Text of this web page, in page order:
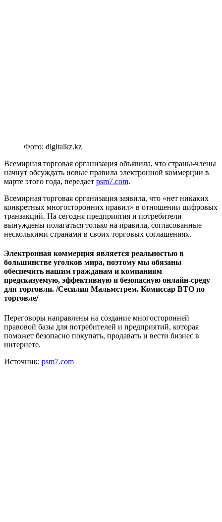
Фото: digitalkz.kz
Всемирная торговая организация объявила, что страны-члены
начнут обсуждать новые правила электронной коммерции в
марте этого года, передает psm7.com.
Всемирная торговая организация заявила, что «нет никаких
конкретных многосторонних правил» в отношении цифровых
транзакций. На сегодня предприятия и потребители
вынуждены полагаться только на правила, согласованные
несколькими странами в своих торговых соглашениях.
Электронная коммерция является реальностью в
большинстве уголков мира, поэтому мы обязаны
обеспечить нашим гражданам и компаниям
предсказуемую, эффективную и безопасную онлайн-среду
для торговли. /Сесилия Мальмстрем. Комиссар ВТО по
торговле/
Переговоры направлены на создание многосторонней
правовой базы для потребителей и предприятий, которая
поможет безопасно покупать, продавать и вести бизнес в
интернете.
Источник: psm7.com